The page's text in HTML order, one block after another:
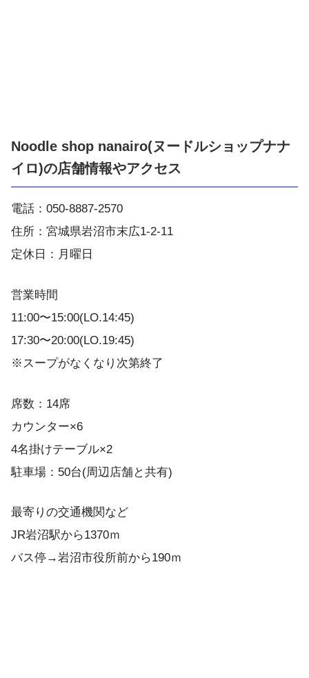
Noodle shop nanairo(ヌードルショップナナ
イロ)の店舗情報やアクセス
電話：050-8887-2570
住所：宮城県岩沼市末広1-2-11
定休日：月曜日
営業時間
11:00〜15:00(LO.14:45)
17:30〜20:00(LO.19:45)
※スープがなくなり次第終了
席数：14席
カウンター×6
4名掛けテーブル×2
駐車場：50台(周辺店舗と共有)
最寄りの交通機関など
JR岩沼駅から1370ｍ
バス停→岩沼市役所前から190ｍ